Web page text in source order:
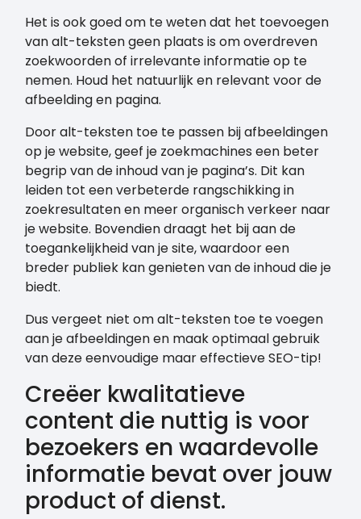
Het is ook goed om te weten dat het toevoegen
van alt-teksten geen plaats is om overdreven
zoekwoorden of irrelevante informatie op te
nemen. Houd het natuurlijk en relevant voor de
afbeelding en pagina.
Door alt-teksten toe te passen bij afbeeldingen
op je website, geef je zoekmachines een beter
begrip van de inhoud van je pagina’s. Dit kan
leiden tot een verbeterde rangschikking in
zoekresultaten en meer organisch verkeer naar
je website. Bovendien draagt het bij aan de
toegankelijkheid van je site, waardoor een
breder publiek kan genieten van de inhoud die je
biedt.
Dus vergeet niet om alt-teksten toe te voegen
aan je afbeeldingen en maak optimaal gebruik
van deze eenvoudige maar effectieve SEO-tip!
Creëer kwalitatieve
content die nuttig is voor
bezoekers en waardevolle
informatie bevat over jouw
product of dienst.